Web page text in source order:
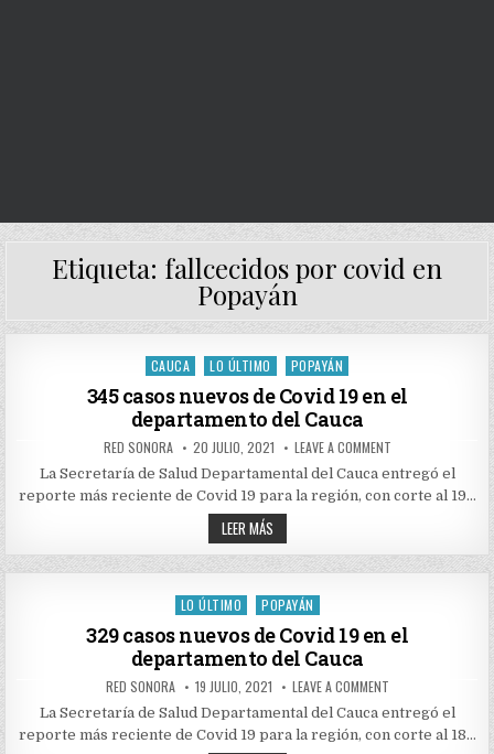
Etiqueta: fallcecidos por covid en
Popayán
Posted
CAUCA LO ÚLTIMO POPAYÁN
345 casos nuevos de Covid 19 en el
departamento del Cauca
AUTHOR:
RED SONORA PUBLISHED
DATE:
20 JULIO, 2021 LEAVE A COMMENTON
CASOS
NUEVOS
DE
EL
DEL
La Secretaría de Salud Departamental del Cauca entregó el
reporte más reciente de Covid 19 para la región, con corte al 19…
LEER MÁS345
CASOS
NUEVOS
DE
19
EN
EL
DEPARTAMENTO
DEL
CAUCA
Posted
LO ÚLTIMO POPAYÁN
329 casos nuevos de Covid 19 en el
departamento del Cauca
AUTHOR:
RED SONORA PUBLISHED
DATE:
19 JULIO, 2021 LEAVE A COMMENTON
CASOS
NUEVOS
DE
La Secretaría de Salud Departamental del Cauca entregó el
reporte más reciente de Covid 19 para la región, con corte al 18…